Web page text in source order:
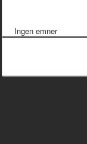
Ingen emner